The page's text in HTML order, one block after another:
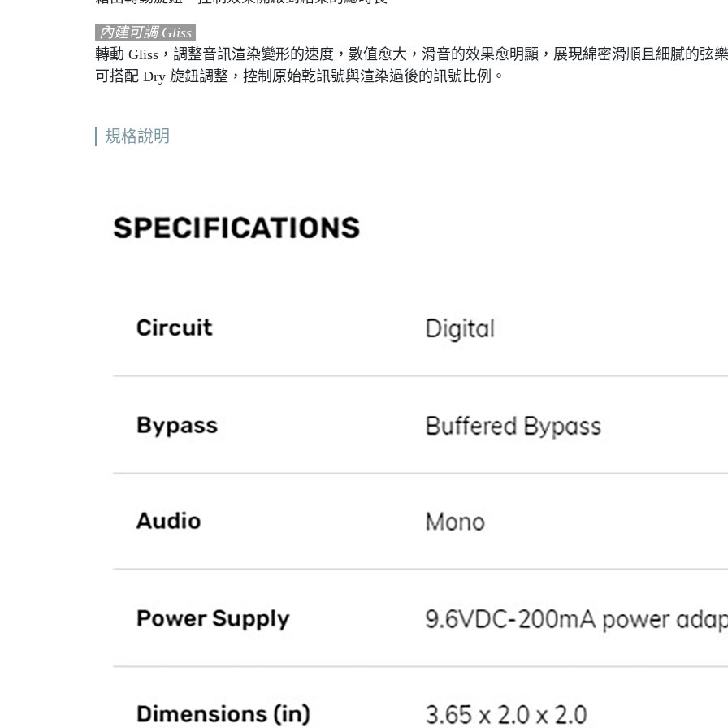
內建可調 Gliss
轉動 Gliss，調整音訊渲染變形的速度，數值愈大，滑音的效果愈明顯，展現綿密滑順且細膩的弦
可搭配 Dry 旋鈕調整，控制原始乾訊號與渲染過後的訊號比例。
規格說明